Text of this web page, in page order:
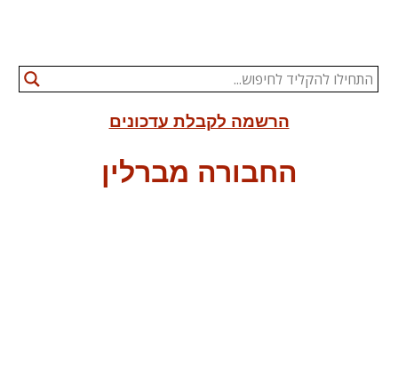
הרשמה לקבלת עדכונים
החבורה מברלין